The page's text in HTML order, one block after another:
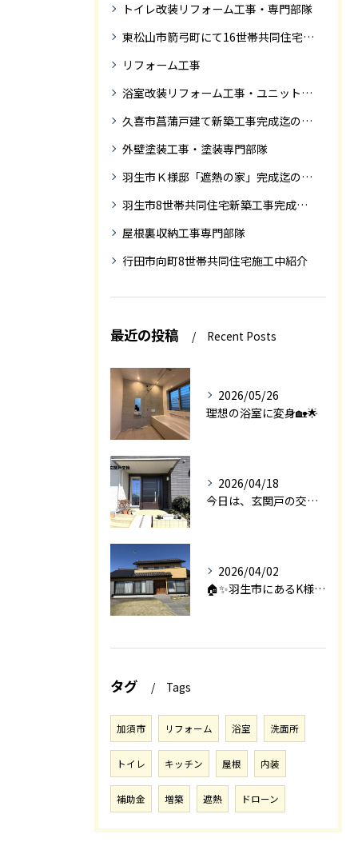
トイレ改装リフォーム工事・専門部隊
東松山市箭弓町にて16世帯共同住宅新築工事完成迄の紹介です。
リフォーム工事
浴室改装リフォーム工事・ユニットバス専門部隊
久喜市菖蒲戸建て新築工事完成迄の紹介
外壁塗装工事・塗装専門部隊
羽生市Ｋ様邸「遮熱の家」完成迄の紹介です
羽生市8世帯共同住宅新築工事完成迄の紹介
屋根裏収納工事専門部隊
行田市向町8世帯共同住宅施工中紹介
最近の投稿 Recent Posts
2026/05/26
理想の浴室に変身🏡🌟
2026/04/18
今日は、玄関戸の交換工事をご紹介します🚪✨。
2026/04/02
🏠✨羽生市にあるK様邸は、2008年に㈱エアロックで新築され...
タグ Tags
加須市 リフォーム 浴室 洗面所
トイレ キッチン 屋根 内装
補助金 増築 遮熱 ドローン